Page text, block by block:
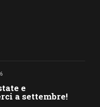
e
a settembre!